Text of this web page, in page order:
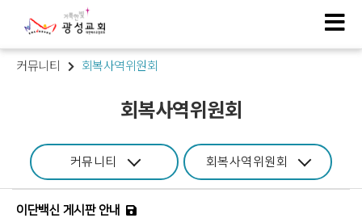
커뮤니티 회복사역위원회
회복사역위원회
커뮤니티 회복사역위원회
이단백신 게시판 안내